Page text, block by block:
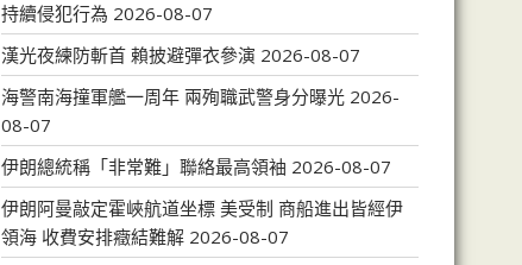
持續侵犯行為 2026-08-07
漢光夜練防斬首 賴披避彈衣參演 2026-08-07
海警南海撞軍艦一周年 兩殉職武警身分曝光 2026-
08-07
伊朗總統稱「非常難」聯絡最高領袖 2026-08-07
伊朗阿曼敲定霍峽航道坐標 美受制 商船進出皆經伊
領海 收費安排癥結難解 2026-08-07